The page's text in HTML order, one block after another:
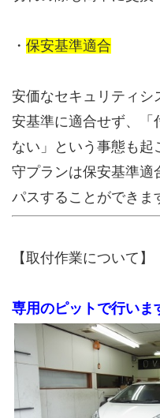
・ 保安基準適合
安価なセキュリティシ
安基準に適合せず、「
ない」という事態も起
守プランは保安基準適
パスすることができま
【取付作業について】
専用のピットで行いま